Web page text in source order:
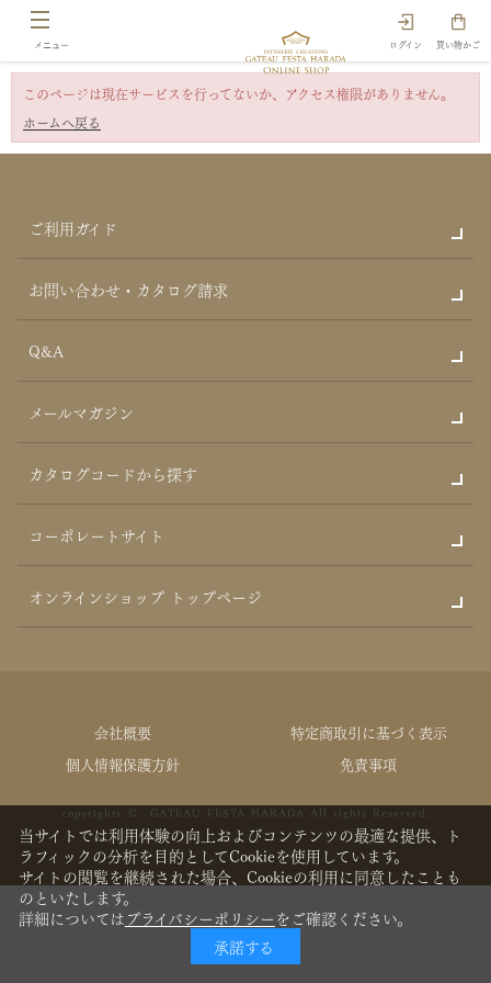
ログイン 買い物かご
このページは現在サービスを行ってないか、アクセス権限がありません。
ホームへ戻る
ご利用ガイド
お問い合わせ・カタログ請求
Q&A
メールマガジン
カタログコードから探す
コーポレートサイト
オンラインショップ トップページ
会社概要
特定商取引に基づく表示
個人情報保護方針
免責事項
copyrights © GATEAU FESTA HARADA All rights Reserved.
当サイトでは利用体験の向上およびコンテンツの最適な提供、ト
ラフィックの分析を目的としてCookieを使用しています。
サイトの閲覧を継続された場合、Cookieの利用に同意したことも
のといたします。
詳細についてはプライバシーポリシーをご確認ください。
承諾する